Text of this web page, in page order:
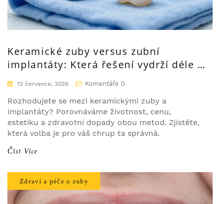
Keramické zuby versus zubní
implantáty: Která řešení vydrží déle a
stojí za peníze?
12 července, 2026 Komentáře 0
Rozhodujete se mezi keramickými zuby a
implantáty? Porovnáváme životnost, cenu,
estetiku a zdravotní dopady obou metod. Zjistěte,
která volba je pro váš chrup ta správná.
Číst Více
Zdraví a péče o zuby